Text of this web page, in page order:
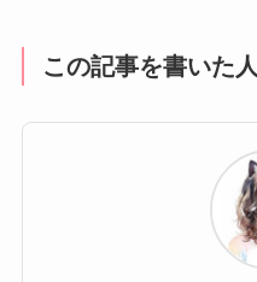
この記事を書いた人